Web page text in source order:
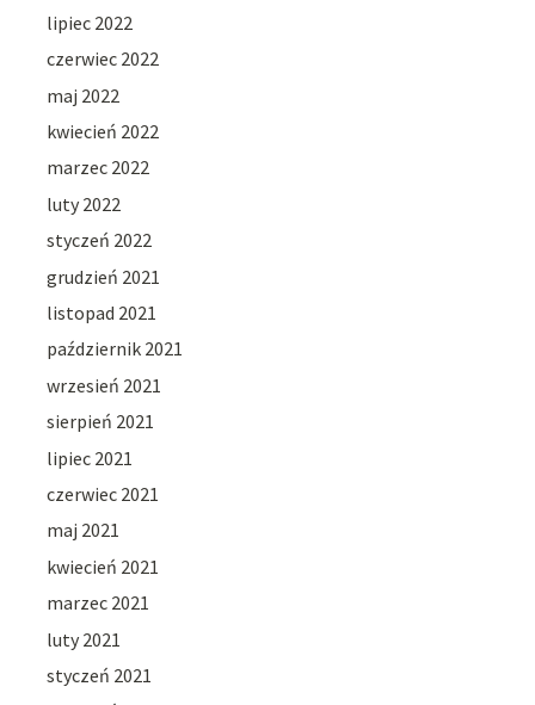
lipiec 2022
czerwiec 2022
maj 2022
kwiecień 2022
marzec 2022
luty 2022
styczeń 2022
grudzień 2021
listopad 2021
październik 2021
wrzesień 2021
sierpień 2021
lipiec 2021
czerwiec 2021
maj 2021
kwiecień 2021
marzec 2021
luty 2021
styczeń 2021